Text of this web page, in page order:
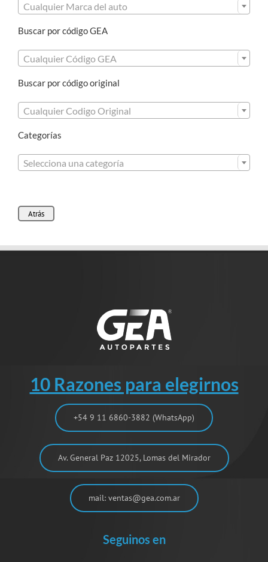
Cualquier Marca del auto
Buscar por código GEA
Cualquier Código GEA
Buscar por código original
Cualquier Codigo Original
Categorías
Selecciona una categoría
Atrás
10 Razones para elegirnos
+54 9 11 6860-3882 (WhatsApp)
Av. General Paz 12025, Lomas del Mirador
mail: ventas@gea.com.ar
Seguinos en